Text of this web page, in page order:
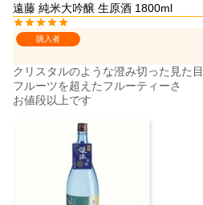
遠藤 純米大吟醸 生原酒 1800ml
購入者
クリスタルのような澄み切った見た目
フルーツを超えたフルーティーさ
お値段以上です